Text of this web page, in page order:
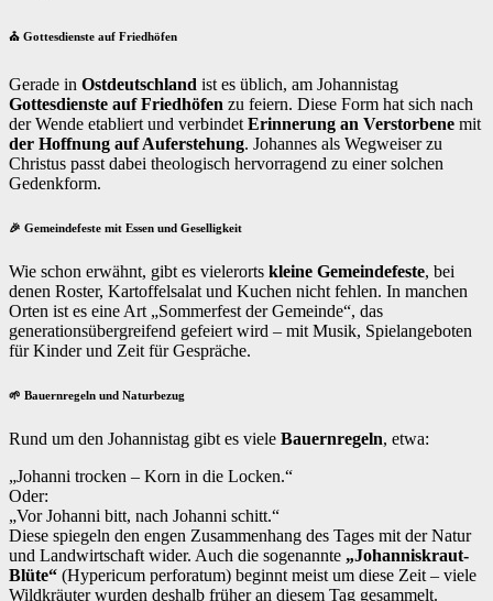
⛪ Gottesdienste auf Friedhöfen
Gerade in Ostdeutschland ist es üblich, am Johannistag
Gottesdienste auf Friedhöfen zu feiern. Diese Form hat sich nach
der Wende etabliert und verbindet Erinnerung an Verstorbene mit
der Hoffnung auf Auferstehung. Johannes als Wegweiser zu
Christus passt dabei theologisch hervorragend zu einer solchen
Gedenkform.
🎉 Gemeindefeste mit Essen und Geselligkeit
Wie schon erwähnt, gibt es vielerorts kleine Gemeindefeste, bei
denen Roster, Kartoffelsalat und Kuchen nicht fehlen. In manchen
Orten ist es eine Art „Sommerfest der Gemeinde“, das
generationsübergreifend gefeiert wird – mit Musik, Spielangeboten
für Kinder und Zeit für Gespräche.
🌱 Bauernregeln und Naturbezug
Rund um den Johannistag gibt es viele Bauernregeln, etwa:
„Johanni trocken – Korn in die Locken.“
Oder:
„Vor Johanni bitt, nach Johanni schitt.“
Diese spiegeln den engen Zusammenhang des Tages mit der Natur
und Landwirtschaft wider. Auch die sogenannte „Johanniskraut-
Blüte“ (Hypericum perforatum) beginnt meist um diese Zeit – viele
Wildkräuter wurden deshalb früher an diesem Tag gesammelt.